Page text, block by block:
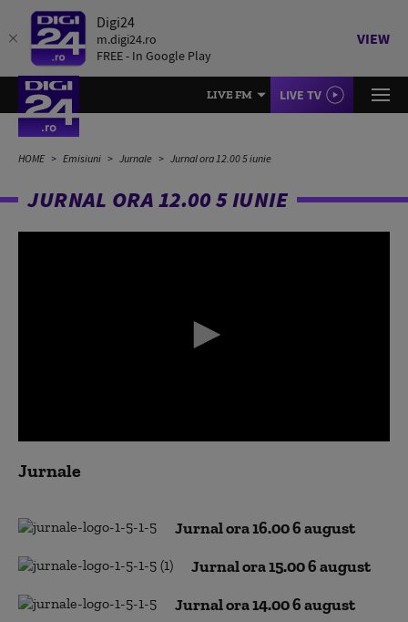
Digi24
m.digi24.ro
FREE - In Google Play
VIEW
LIVE FM LIVE TV
HOME Emisiuni Jurnale Jurnal ora 12.00 5 iunie
JURNAL ORA 12.00 5 IUNIE
seconds
of
Jurnale
Jurnal ora 16.00 6 august
Jurnal ora 15.00 6 august
Jurnal ora 14.00 6 august